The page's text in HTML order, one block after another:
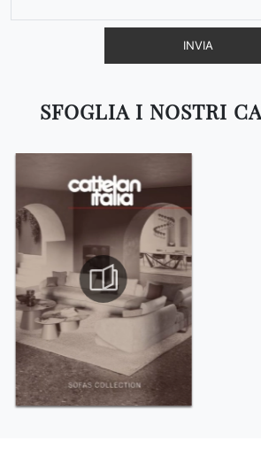
SFOGLIA I NOSTRI
INVIA